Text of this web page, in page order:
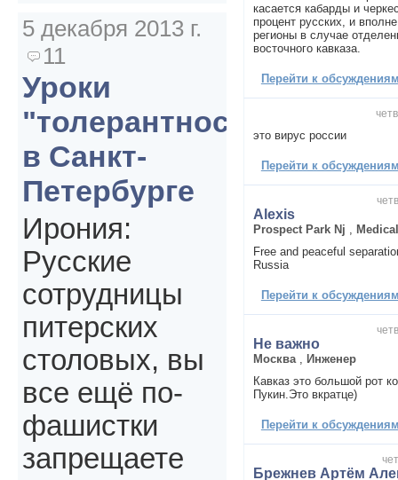
касается кабарды и
процент русских, и
регионы в случае
восточного кавказа.
Перейти к
это вирус россии
Перейти к
Alexis
Prospect Park Nj
Free and peaceful
Russia
Перейти к
Не важно
Москва
Инженер
Кавказ это большой рот
Пукин.Это вкратце)
Перейти к
Брежнев Артём
5 декабря 2013 г.
11
Уроки
"толерантности"
в Санкт-
Петербурге
Ирония:
Русские
сотрудницы
питерских
столовых, вы
все ещё по-
фашистки
запрещаете